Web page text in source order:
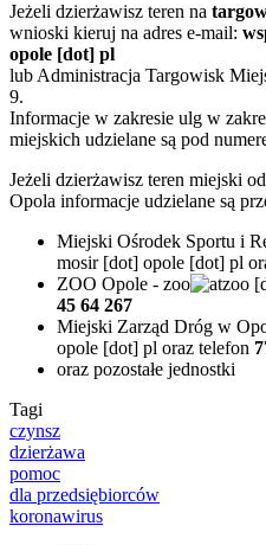
Jeżeli dzierżawisz teren na
wnioski kieruj na adres e-mail:
opole [dot] pl
lub Administracja Targowisk
9.
Informacje w zakresie ulg w
miejskich udzielane są pod
Jeżeli dzierżawisz teren miejski
Opola informacje udzielane są
Miejski Ośrodek Sportu i
mosir[dot] opole [dot] pl
ZOO Opole - zoo zoo
45 64 267
Miejski Zarząd Dróg w
opole [dot] pl oraz telefon
oraz pozostałe jednostki
Tagi
czynsz
dzierżawa
pomoc
dla przedsiębiorców
koronawirus